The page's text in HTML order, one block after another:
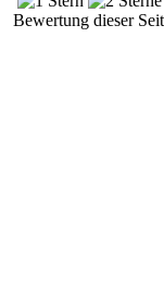
Bewertung dieser